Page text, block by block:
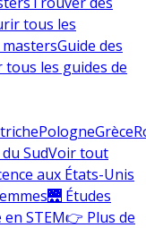
tous les
mastersGuide des
les guides de
PologneGrèce
SudVoir tout
aux États-Unis
🌉 Études
en STEM👉 Plus de